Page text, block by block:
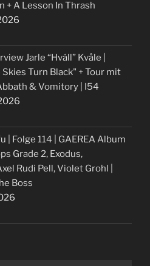
+ A Lesson In Thrash
Jarle “Hváll” Kvåle |
Turn Black" + Tour mit
& Vomitory | I54
| Folge 114 | GAEREA Album
Grade 2, Exodus,
Rudi Pell, Violet Grohl |
Boss